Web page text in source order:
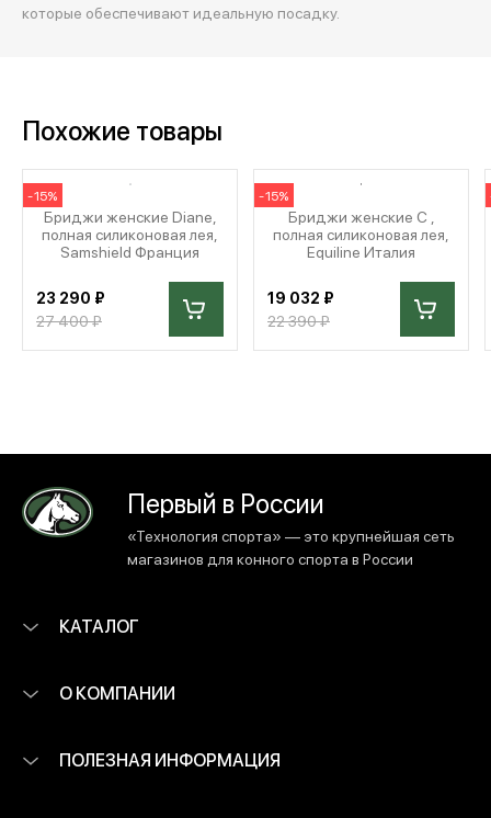
которые обеспечивают идеальную посадку.
Похожие товары
-15%
Бриджи женские Diane,
полная силиконовая лея,
Samshield Франция
23 290 ₽
27 400 ₽
-15%
Бриджи женские C ,
полная силиконовая лея,
Equiline Италия
19 032 ₽
22 390 ₽
Первый в России
«Технология спорта» — это крупнейшая сеть
магазинов для конного спорта в России
КАТАЛОГ
О КОМПАНИИ
ПОЛЕЗНАЯ ИНФОРМАЦИЯ